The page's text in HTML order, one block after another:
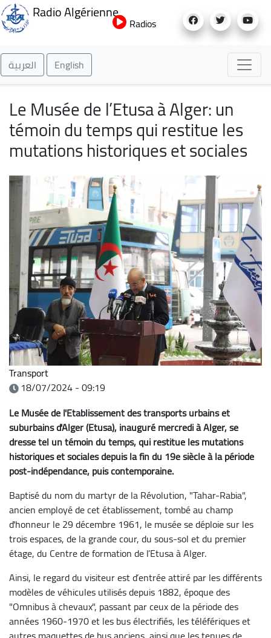
au
Radio Algérienne
Radios
العربية English
Le Musée de l’Etusa à Alger: un
témoin du temps qui restitue les
mutations historiques et sociales
Transport
18/07/2024 - 09:19
Le Musée de l'Etablissement des transports urbains et
suburbains d'Alger (Etusa), inauguré mercredi à Alger, se
dresse tel un témoin du temps, qui restitue les mutations
historiques et sociales depuis la fin du 19e siècle à la période
post-indépendance, puis contemporaine.
Baptisé du nom du martyr de la Révolution, "Tahar-Rabia",
ancien employé de cet établissement, tombé au champ
d'honneur le 29 décembre 1961, le musée se déploie sur les
trois espaces, de la grande cour, du sous-sol et du premier
étage, du Centre de formation de l’Etusa à Alger.
Ainsi, le regard du visiteur est d’entrée attiré par les différents
modèles de véhicules utilisés depuis 1882, époque des
"Omnibus à chevaux", passant par ceux de la période des
années 1960-1970 et les bus électrifiés, les téléfériques et